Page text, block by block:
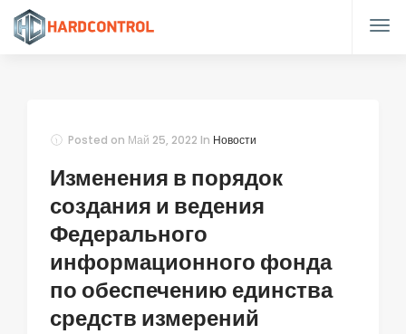
Posted on Май 25, 2022 In Новости
Изменения в порядок
создания и ведения
Федерального
информационного фонда
по обеспечению единства
средств измерений